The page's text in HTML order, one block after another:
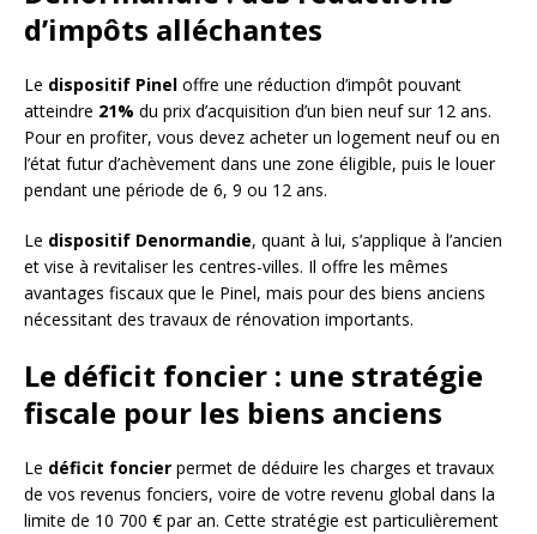
d’impôts alléchantes
Le dispositif Pinel offre une réduction d’impôt pouvant
atteindre 21% du prix d’acquisition d’un bien neuf sur 12 ans.
Pour en profiter, vous devez acheter un logement neuf ou en
l’état futur d’achèvement dans une zone éligible, puis le louer
pendant une période de 6, 9 ou 12 ans.
Le dispositif Denormandie, quant à lui, s’applique à l’ancien
et vise à revitaliser les centres-villes. Il offre les mêmes
avantages fiscaux que le Pinel, mais pour des biens anciens
nécessitant des travaux de rénovation importants.
Le déficit foncier : une stratégie
fiscale pour les biens anciens
Le déficit foncier permet de déduire les charges et travaux
de vos revenus fonciers, voire de votre revenu global dans la
limite de 10 700 € par an. Cette stratégie est particulièrement